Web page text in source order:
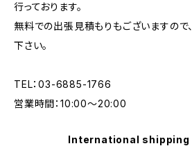
行っております。
無料での出張見積もりもございますので
下さい。
TEL：03-6885-1766
営業時間：10:00〜20:00
International shipping